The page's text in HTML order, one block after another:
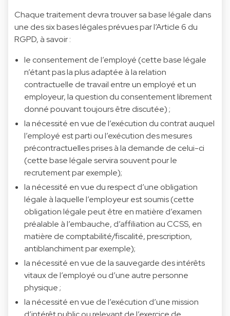
Chaque traitement devra trouver sa base légale dans
une des six bases légales prévues par l’Article 6 du
RGPD, à savoir :
le consentement de l’employé (cette base légale
n’étant pas la plus adaptée à la relation
contractuelle de travail entre un employé et un
employeur, la question du consentement librement
donné pouvant toujours être discutée) ;
la nécessité en vue de l’exécution du contrat auquel
l’employé est parti ou l’exécution des mesures
précontractuelles prises à la demande de celui-ci
(cette base légale servira souvent pour le
recrutement par exemple);
la nécessité en vue du respect d’une obligation
légale à laquelle l’employeur est soumis (cette
obligation légale peut être en matière d’examen
préalable à l’embauche, d’affiliation au CCSS, en
matière de comptabilité/fiscalité, prescription,
antiblanchiment par exemple);
la nécessité en vue de la sauvegarde des intérêts
vitaux de l’employé ou d’une autre personne
physique ;
la nécessité en vue de l’exécution d’une mission